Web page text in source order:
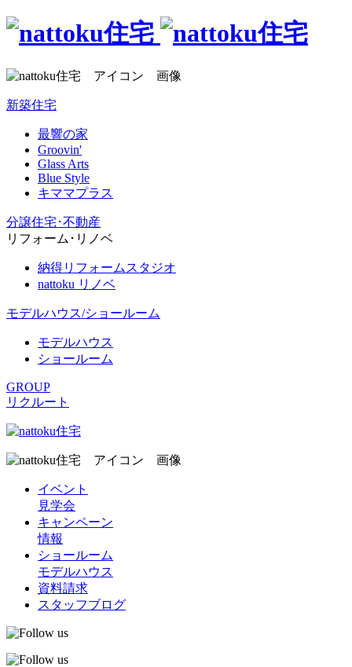
新築住宅
最響の家
Groovin'
Glass Arts
Blue Style
キママプラス
分譲住宅･不動産
リフォーム･リノベ
納得リフォームスタジオ
nattoku リノベ
モデルハウス/ショールーム
モデルハウス
ショールーム
GROUP
リクルート
イベント
見学会
キャンペーン
情報
ショールーム
モデルハウス
資料請求
スタッフブログ